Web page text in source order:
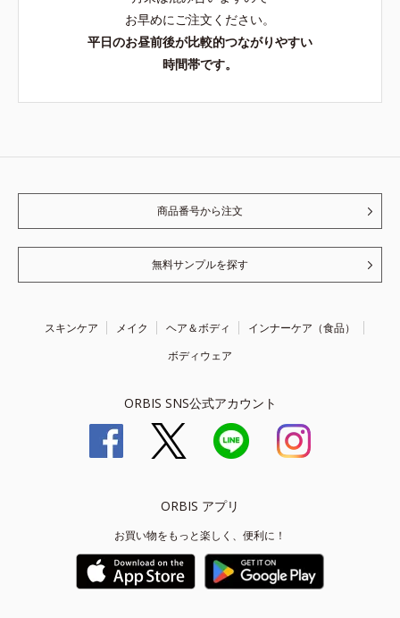
お早めにご注文ください。
平日のお昼前後が比較的つながりやすい
時間帯です。
商品番号から注文
無料サンプルを探す
スキンケア メイク ヘア＆ボディ
インナーケア（食品）
ボディウェア
ORBIS SNS公式アカウント
ORBIS アプリ
お買い物をもっと楽しく、便利に！